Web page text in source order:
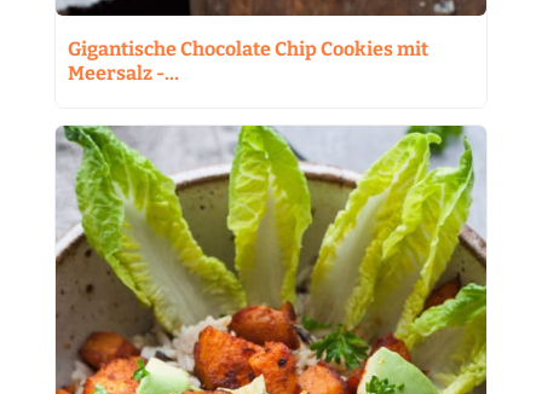
Gigantische Chocolate Chip Cookies mit
Meersalz -…